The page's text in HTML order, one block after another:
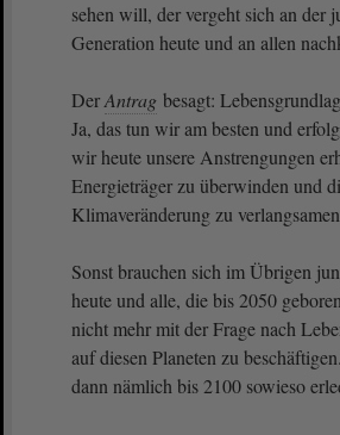
sehen will, der vergeht sich an der
Generation heute und an allen
DerAntrag besagt:
Ja, das tun wir am besten und
wir heute unsere Anstrengungen
Energieträger zu überwinden und
Klimaveränderung zu
Sonst brauchen sich im Übrigen
heute und alle, die bis 2050
nicht mehr mit der Frage nach
auf diesen Planeten zu
dann nämlich bis 2100 sowieso